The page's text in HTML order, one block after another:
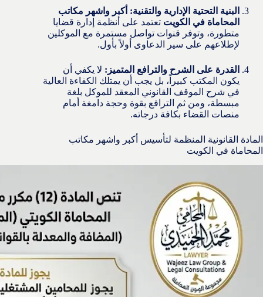
البنية التحتية الإدارية والتقنية: أكبر واشهر مكاتب
المحاماة في الكويت تعتمد على أنظمة إدارة قضايا
متطورة، وتوفر قنوات تواصل مستمرة مع الموكلين
لإطلاعهم على سير الدعاوى أولاً بأول.
القدرة على الشرح والترافع المتميز: لا يكفي أن
يكون المكتب كبيراً، بل يجب أن يمتلك الكفاءة العالية
في شرح الموقف القانوني المعقد للموكل بلغة
مبسطة، ومن ثم الترافع بقوة وحجة دامغة أمام
منصات القضاء بكافة درجاته.
المادة القانونية المنظمة لتأسيس أكبر واشهر مكاتب
المحاماة في الكويت